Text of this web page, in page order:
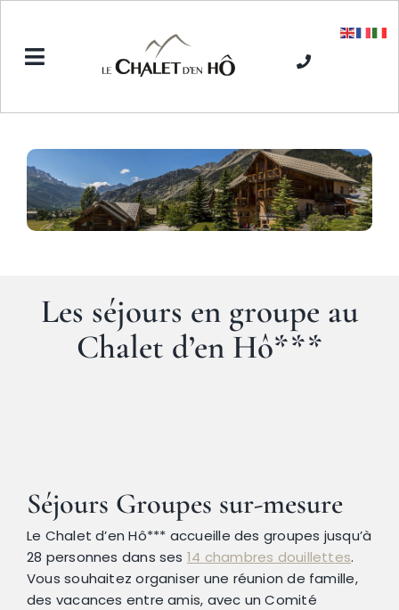
contenu
Toggle
Navigation
Accueil
L’Hôtel SPA
Séjours été
Accès
Les séjours en groupe au
Chalet d’en Hô***
Séjours Groupes sur-mesure
Le Chalet d’en Hô*** accueille des groupes jusqu’à
28 personnes dans ses 14 chambres douillettes.
Vous souhaitez organiser une réunion de famille,
des vacances entre amis, avec un Comité